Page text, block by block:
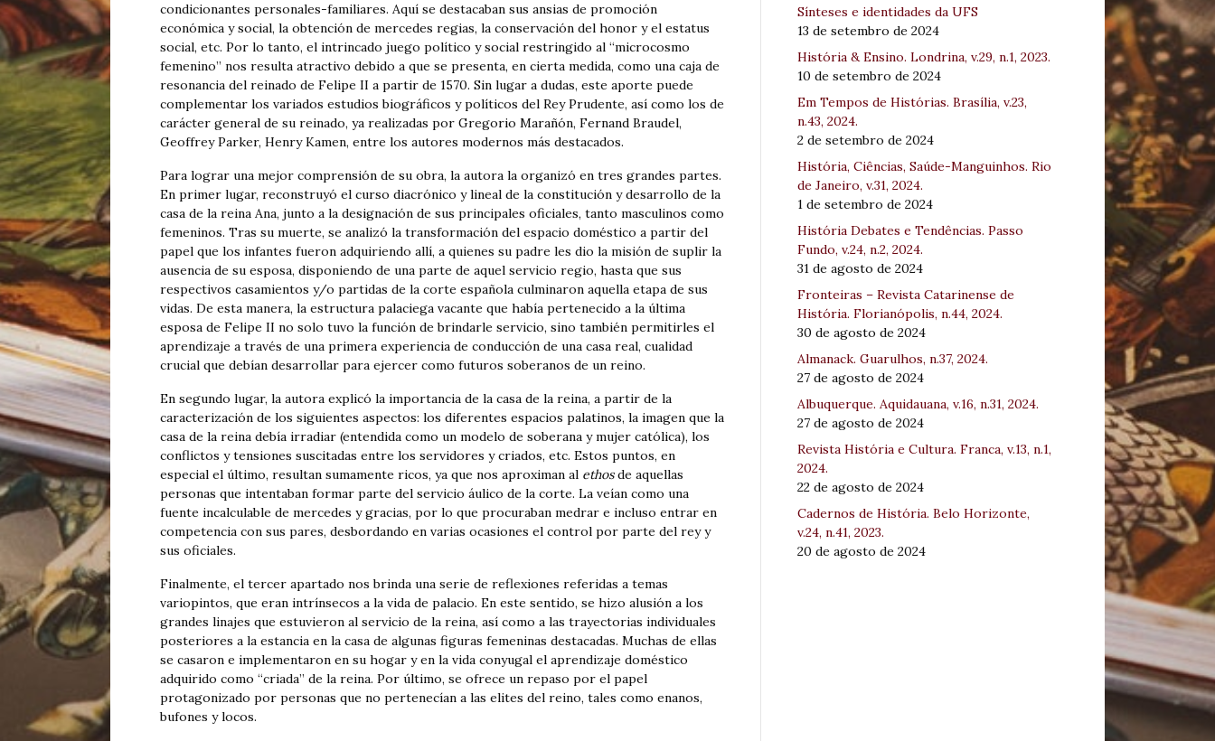
condicionantes personales-familiares. Aquí se destacaban sus ansias de promoción
económica y social, la obtención de mercedes regias, la conservación del honor y el estatus
social, etc. Por lo tanto, el intrincado juego político y social restringido al “microcosmo
femenino” nos resulta atractivo debido a que se presenta, en cierta medida, como una caja de
resonancia del reinado de Felipe II a partir de 1570. Sin lugar a dudas, este aporte puede
complementar los variados estudios biográficos y políticos del Rey Prudente, así como los de
carácter general de su reinado, ya realizadas por Gregorio Marañón, Fernand Braudel,
Geoffrey Parker, Henry Kamen, entre los autores modernos más destacados.
Para lograr una mejor comprensión de su obra, la autora la organizó en tres grandes partes.
En primer lugar, reconstruyó el curso diacrónico y lineal de la constitución y desarrollo de la
casa de la reina Ana, junto a la designación de sus principales oficiales, tanto masculinos como
femeninos. Tras su muerte, se analizó la transformación del espacio doméstico a partir del
papel que los infantes fueron adquiriendo allí, a quienes su padre les dio la misión de suplir la
ausencia de su esposa, disponiendo de una parte de aquel servicio regio, hasta que sus
respectivos casamientos y/o partidas de la corte española culminaron aquella etapa de sus
vidas. De esta manera, la estructura palaciega vacante que había pertenecido a la última
esposa de Felipe II no solo tuvo la función de brindarle servicio, sino también permitirles el
aprendizaje a través de una primera experiencia de conducción de una casa real, cualidad
crucial que debían desarrollar para ejercer como futuros soberanos de un reino.
En segundo lugar, la autora explicó la importancia de la casa de la reina, a partir de la
caracterización de los siguientes aspectos: los diferentes espacios palatinos, la imagen que la
casa de la reina debía irradiar (entendida como un modelo de soberana y mujer católica), los
conflictos y tensiones suscitadas entre los servidores y criados, etc. Estos puntos, en
especial el último, resultan sumamente ricos, ya que nos aproximan al ethosde aquellas
personas que intentaban formar parte del servicio áulico de la corte. La veían como una
fuente incalculable de mercedes y gracias, por lo que procuraban medrar e incluso entrar en
competencia con sus pares, desbordando en varias ocasiones el control por parte del rey y
sus oficiales.
Finalmente, el tercer apartado nos brinda una serie de reflexiones referidas a temas
variopintos, que eran intrínsecos a la vida de palacio. En este sentido, se hizo alusión a los
grandes linajes que estuvieron al servicio de la reina, así como a las trayectorias individuales
posteriores a la estancia en la casa de algunas figuras femeninas destacadas. Muchas de ellas
se casaron e implementaron en su hogar y en la vida conyugal el aprendizaje doméstico
adquirido como “criada” de la reina. Por último, se ofrece un repaso por el papel
protagonizado por personas que no pertenecían a las elites del reino, tales como enanos,
bufones y locos.
Sínteses e identidades da UFS
13 de setembro de 2024
História & Ensino. Londrina, v.29, n.1, 2023.
10 de setembro de 2024
Em Tempos de Histórias. Brasília, v.23,
n.43, 2024.
2 de setembro de 2024
História, Ciências, Saúde-Manguinhos. Rio
de Janeiro, v.31, 2024.
1 de setembro de 2024
História Debates e Tendências. Passo
Fundo, v.24, n.2, 2024.
31 de agosto de 2024
Fronteiras – Revista Catarinense de
História. Florianópolis, n.44, 2024.
30 de agosto de 2024
Almanack. Guarulhos, n.37, 2024.
27 de agosto de 2024
Albuquerque. Aquidauana, v.16, n.31, 2024.
27 de agosto de 2024
Revista História e Cultura. Franca, v.13, n.1,
2024.
22 de agosto de 2024
Cadernos de História. Belo Horizonte,
v.24, n.41, 2023.
20 de agosto de 2024